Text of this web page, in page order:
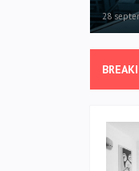
28